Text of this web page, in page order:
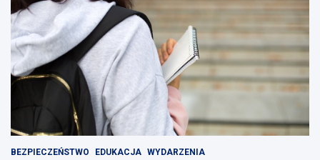
BEZPIECZEŃSTWO EDUKACJA WYDARZENIA